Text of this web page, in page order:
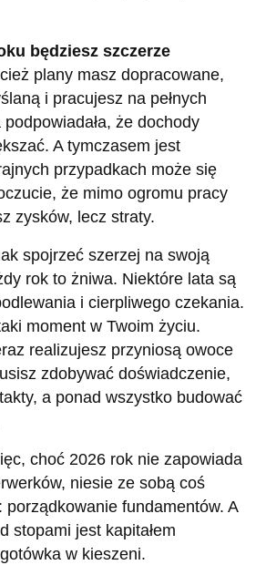
będziesz szczerze
plany masz dopracowane,
i pracujesz na pełnych
że dochody
A tymczasem jest
przypadkach może się
że mimo ogromu pracy
zysków, lecz straty.
spojrzeć szerzej na swoją
rok to żniwa. Niektóre lata są
i cierpliwego czekania.
moment w Twoim życiu.
realizujesz przyniosą owoce
zdobywać doświadczenie,
a ponad wszystko budować
choć 2026 rok nie zapowiada
niesie ze sobą coś
porządkowanie fundamentów. A
stopami jest kapitałem
w kieszeni.